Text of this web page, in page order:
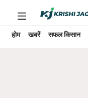
होम खबरें सफल किसान